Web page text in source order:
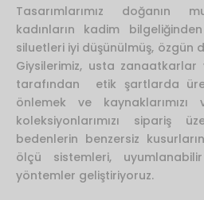
Tasarımlarımız doğanın
kadınların kadim
siluetleri iyi düşünülmüş, özgün
Giysilerimiz, usta
tarafından etik şartlarda
önlemek ve
koleksiyonlarımızı sipariş
bedenlerin benzersiz
ölçü sistemleri,
yöntemler geliştiriyoruz.